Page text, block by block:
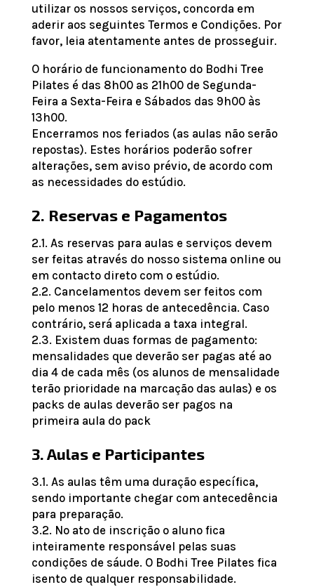
utilizar os nossos serviços, concorda em
aderir aos seguintes Termos e Condições. Por
favor, leia atentamente antes de prosseguir.
O horário de funcionamento do Bodhi Tree
Pilates é das 8h00 as 21h00 de Segunda-
Feira a Sexta-Feira e Sábados das 9h00 às
13h00.
Encerramos nos feriados (as aulas não serão
repostas). Estes horários poderão sofrer
alterações, sem aviso prévio, de acordo com
as necessidades do estúdio.
2. Reservas e Pagamentos
2.1. As reservas para aulas e serviços devem
ser feitas através do nosso sistema online ou
em contacto direto com o estúdio.
2.2. Cancelamentos devem ser feitos com
pelo menos 12 horas de antecedência. Caso
contrário, será aplicada a taxa integral.
2.3. Existem duas formas de pagamento:
mensalidades que deverão ser pagas até ao
dia 4 de cada mês (os alunos de mensalidade
terão prioridade na marcação das aulas) e os
packs de aulas deverão ser pagos na
primeira aula do pack
3. Aulas e Participantes
3.1. As aulas têm uma duração específica,
sendo importante chegar com antecedência
para preparação.
3.2. No ato de inscrição o aluno fica
inteiramente responsável pelas suas
condições de sáude. O Bodhi Tree Pilates fica
isento de qualquer responsabilidade.